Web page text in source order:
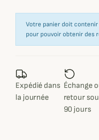
Votre panier doit
pour pouvoir obtenir des
Expédié dans
la journée
Échange
retour
90 jours